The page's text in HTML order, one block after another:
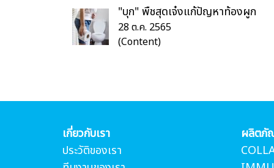
"บุก" พืชสุดเจ๋งแก้ปัญหาท้องผูก
28 ต.ค. 2565
(Content)
เกี่ยวกับเรา
ประวัติของเรา
ผลิตภั